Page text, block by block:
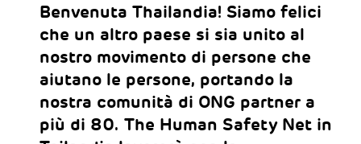
Benvenuta Thailandia! Siamo felici
che un altro paese si sia unito al
nostro movimento di persone che
aiutano le persone, portando la
nostra comunità di ONG partner a
più di 80. The Human Safety Net in